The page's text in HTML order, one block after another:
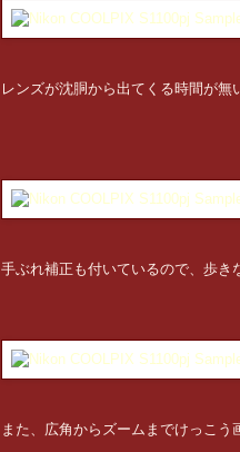
レンズが沈胴から出てくる時間が無
手ぶれ補正も付いているので、歩き
また、広角からズームまでけっこう